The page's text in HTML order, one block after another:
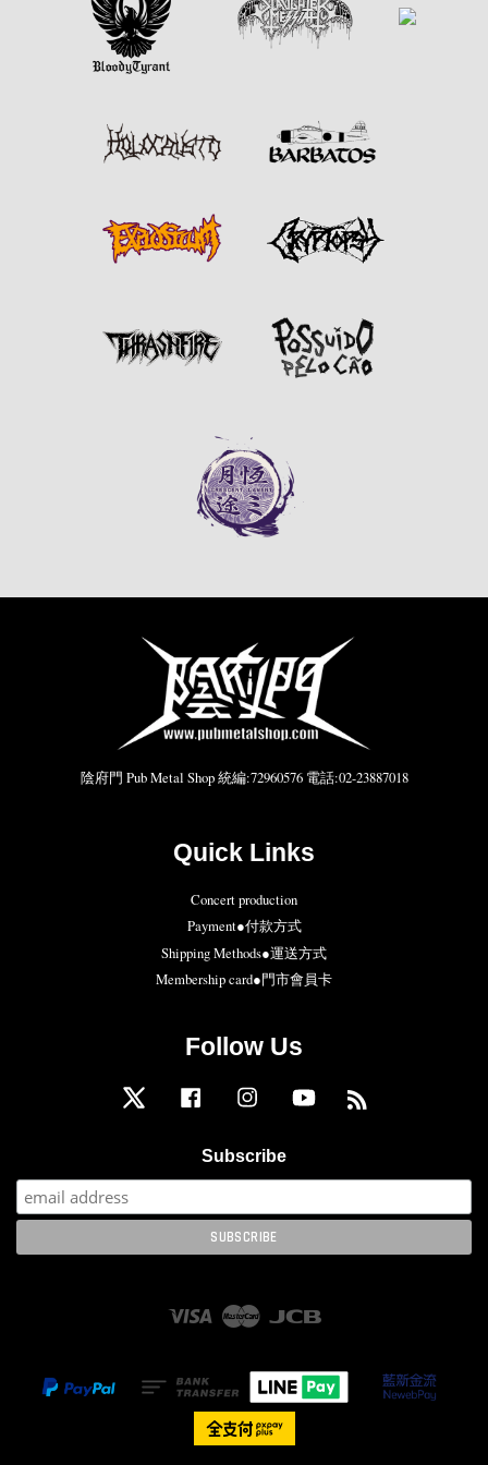
陰府門 Pub Metal Shop 統編:72960576 電話:02-23887018
Quick Links
Concert production
Payment●付款方式
Shipping Methods●運送方式
Membership card●門市會員卡
Follow Us
Twitter Facebook Instagram YouTube
Subscribe
Visa Master